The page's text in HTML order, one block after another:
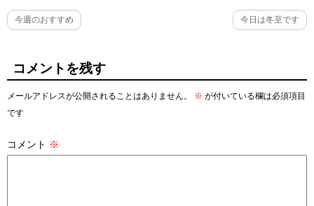
今週のおすすめ 今日は冬至です
コメントを残す
メールアドレスが公開されることはありません。 ※ が付いている欄は必須項目
です
コメント ※